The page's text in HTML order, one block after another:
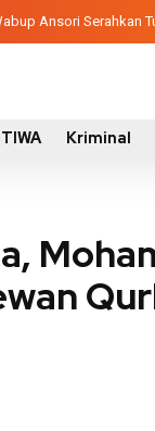
Wabup Ansori
2026, Pemkab
Kriminal